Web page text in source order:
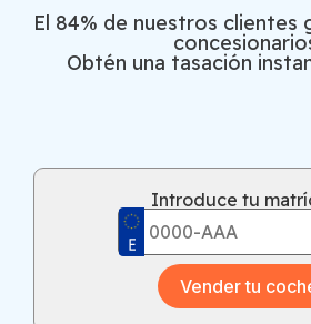
El 84% de nuestros clientes
Obtén una tasación
Introduce tu
Vender tu